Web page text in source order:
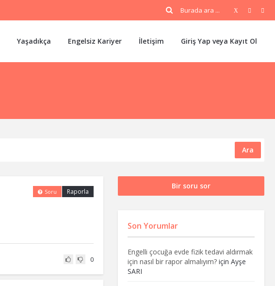
Yaşadıkça Engelsiz Kariyer İletişim Giriş Yap veya Kayıt Ol
Ara
Raporla
Soru
0
Bir soru sor
Son Yorumlar
Engelli çocuğa evde fizik tedavi aldırmak
için nasıl bir rapor almalıyım?için Ayşe
SARI